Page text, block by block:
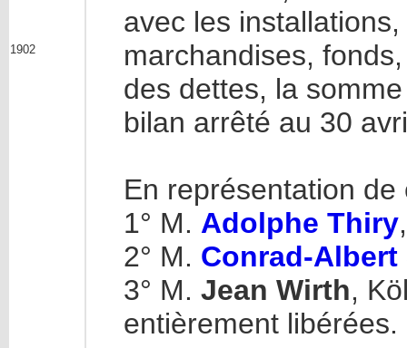
1902
avec les
marchandises,
des dettes, la
bilan arrêté au 30
En représentation
1° M. Adolphe Thiry
2° M. Conrad-
3° M. Jean Wirth,
entièrement libérées.